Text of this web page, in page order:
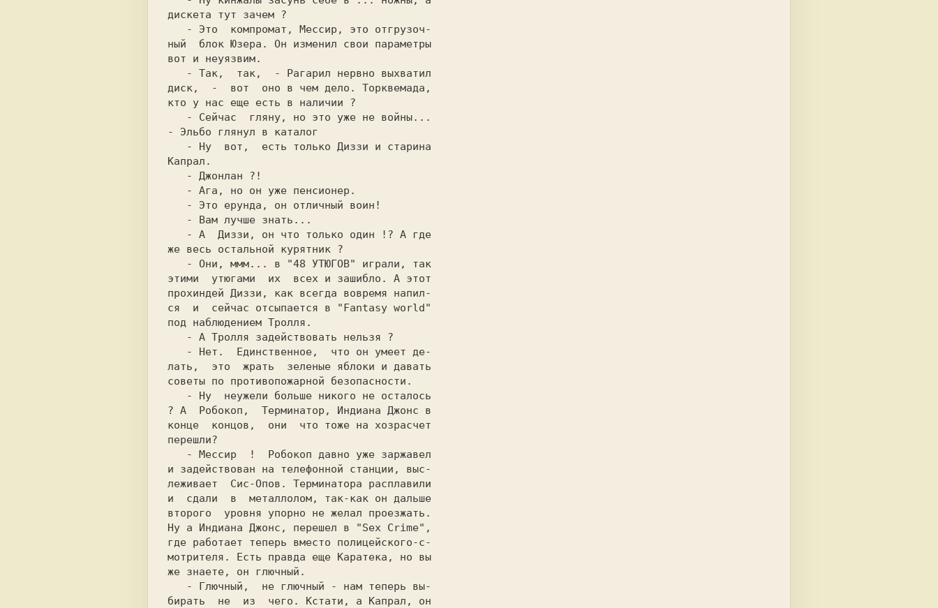
дискета тут зачем ?
ный  блок Юзера. Он изменил свои параметры
вот и неуязвим.
диск,  -  вот  оно в чем дело. Торквемада,
кто у нас еще есть в наличии ?
- Эльбо глянул в каталог
Капрал.
этими  утюгами  их  всех и зашибло. А этот
прохиндей Диззи, как всегда вовремя напил-
ся  и  сейчас отсыпается в "Fantasy world"
под наблюдением Тролля.
лать,  это  жрать  зеленые яблоки и давать
советы по противопожарной безопасности.
? А  Робокоп,  Терминатор, Индиана Джонс в
конце  концов,  они  что тоже на хозрасчет
перешли?
и задействован на телефонной станции, выс-
леживает  Сис-Опов. Терминатора расплавили
и  сдали  в  металлолом, так-как он дальше
Ну а Индиана Джонс, перешел в "Sex Crime",
где работает теперь вместо полицейского-с-
мотрителя. Есть правда еще Каратека, но вы
же знаете, он глючный.
бирать  не  из  чего. Кстати, а Капрал, он